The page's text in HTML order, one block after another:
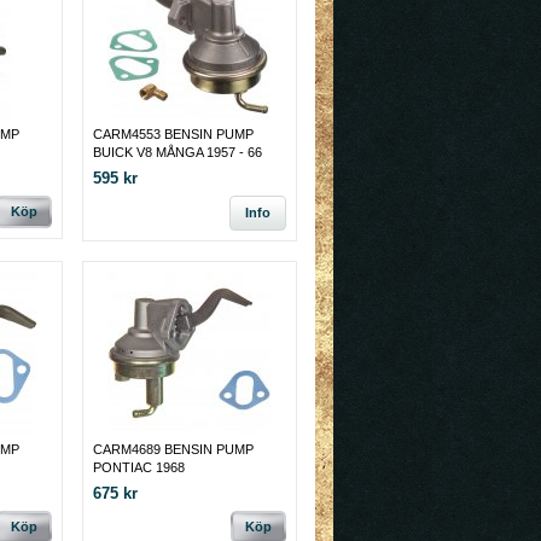
Köp
CARM4553 BENSIN PUMP
BUICK V8 MÅNGA 1957 - 66
595 kr
Info
Köp
CARM4689 BENSIN PUMP
PONTIAC 1968
675 kr
Köp